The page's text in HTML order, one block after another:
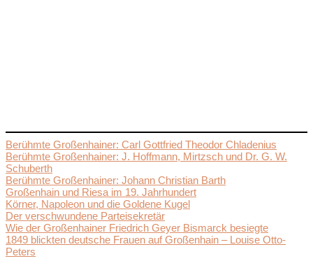
Berühmte Großenhainer: Carl Gottfried Theodor Chladenius
Berühmte Großenhainer: J. Hoffmann, Mirtzsch und Dr. G. W.
Schuberth
Berühmte Großenhainer: Johann Christian Barth
Großenhain und Riesa im 19. Jahrhundert
Körner, Napoleon und die Goldene Kugel
Der verschwundene Parteisekretär
Wie der Großenhainer Friedrich Geyer Bismarck besiegte
1849 blickten deutsche Frauen auf Großenhain – Louise Otto-
Peters